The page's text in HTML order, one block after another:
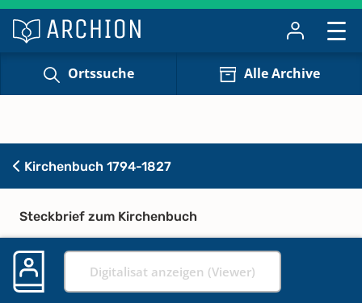
Ortssuche Alle Archive
Kirchenbuch 1794-1827
Steckbrief zum Kirchenbuch
Digitalisat anzeigen (Viewer)